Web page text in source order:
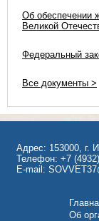
Об обеспечении
Великой
Федеральный
Все документы >
Адрес: 153000, г.
Телефон: +7
E-mail:
Об